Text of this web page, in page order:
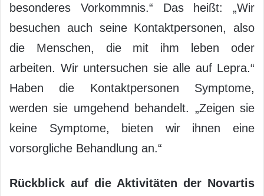
besonderes Vorkommnis.“ Das heißt: „Wir
besuchen auch seine Kontaktpersonen, also
die Menschen, die mit ihm leben oder
arbeiten. Wir untersuchen sie alle auf Lepra.“
Haben die Kontaktpersonen Symptome,
werden sie umgehend behandelt. „Zeigen sie
keine Symptome, bieten wir ihnen eine
vorsorgliche Behandlung an.“
Rückblick auf die Aktivitäten der Novartis